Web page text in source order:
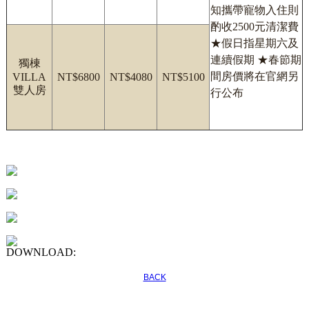
知攜帶寵物入住則
酌收2500元清潔費
★假日指星期六及
連續假期 ★春節期
間房價將在官網另
行公布
獨棟
VILLA
雙人房
NT$6800 NT$4080 NT$5100
DOWNLOAD:
BACK